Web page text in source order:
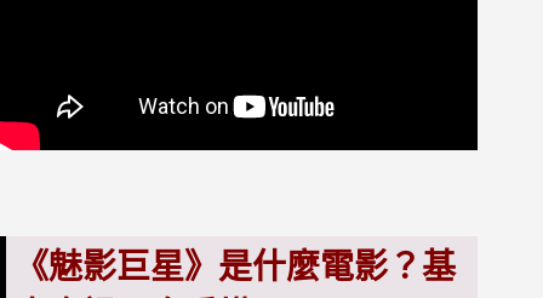
《魅影巨星》是什麼電影？基